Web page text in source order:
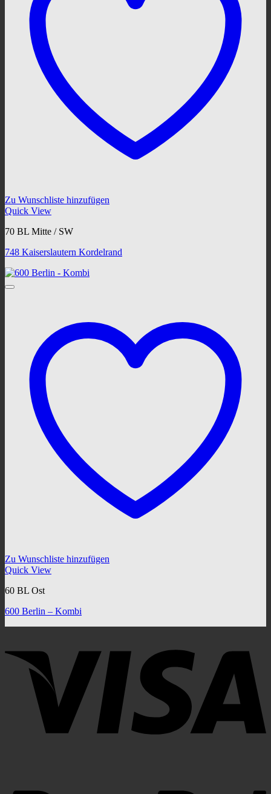
Zu Wunschliste hinzufügen
Quick View
70 BL Mitte / SW
748 Kaiserslautern Kordelrand
Zu Wunschliste hinzufügen
Quick View
60 BL Ost
600 Berlin – Kombi